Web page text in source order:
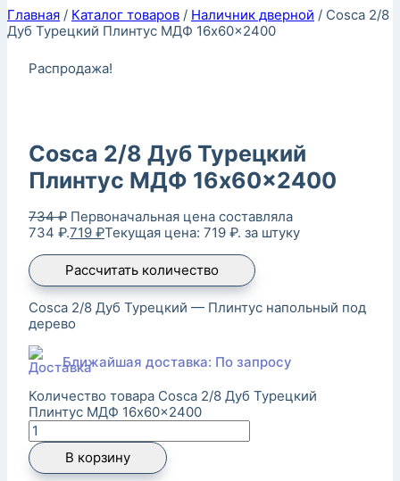
Главная / Каталог товаров / Наличник дверной / Cosca 2/8
Дуб Турецкий Плинтус МДФ 16x60x2400
Распродажа!
Cosca 2/8 Дуб Турецкий
Плинтус МДФ 16x60x2400
734₽ Первоначальная цена составляла
734 ₽.719 ₽Текущая цена: 719 ₽. за штуку
Рассчитать количество
Cosca 2/8 Дуб Турецкий — Плинтус напольный под
дерево
Ближайшая доставка: По запросу
Количество товара Cosca 2/8 Дуб Турецкий
Плинтус МДФ 16x60x2400
В корзину